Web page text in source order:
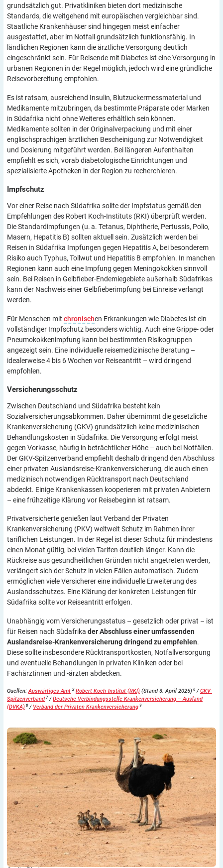
grundsätzlich gut. Privatkliniken bieten dort medizinische
Standards, die weitgehend mit europäischen vergleichbar sind.
Staatliche Krankenhäuser sind hingegen meist einfacher
ausgestattet, aber im Notfall grundsätzlich funktionsfähig. In
ländlichen Regionen kann die ärztliche Versorgung deutlich
eingeschränkt sein. Für Reisende mit Diabetes ist eine Versorgung in
urbanen Regionen in der Regel möglich, jedoch wird eine gründliche
Reisevorbereitung empfohlen.
Es ist ratsam, ausreichend Insulin, Blutzuckermessmaterial und
Medikamente mitzubringen, da bestimmte Präparate oder Marken
in Südafrika nicht ohne Weiteres erhältlich sein können.
Medikamente sollten in der Originalverpackung und mit einer
englischsprachigen ärztlichen Bescheinigung zur Notwendigkeit
und Dosierung mitgeführt werden. Bei längeren Aufenthalten
empfiehlt es sich, vorab diabetologische Einrichtungen und
spezialisierte Apotheken in der Region zu recherchieren.
Impfschutz
Vor einer Reise nach Südafrika sollte der Impfstatus gemäß den
Empfehlungen des Robert Koch-Instituts (RKI) überprüft werden.
Die Standardimpfungen (u. a. Tetanus, Diphtherie, Pertussis, Polio,
Masern, Hepatitis B) sollten aktuell sein. Zusätzlich werden bei
Reisen in Südafrika Impfungen gegen Hepatitis A, bei besonderem
Risiko auch Typhus, Tollwut und Hepatitis B empfohlen. In manchen
Regionen kann auch eine Impfung gegen Meningokokken sinnvoll
sein. Bei Reisen in Gelbfieber-Endemiegebiete außerhalb Südafrikas
kann der Nachweis einer Gelbfieberimpfung bei Einreise verlangt
werden.
Für Menschen mit chronischen Erkrankungen wie Diabetes ist ein
vollständiger Impfschutz besonders wichtig. Auch eine Grippe- oder
Pneumokokkenimpfung kann bei bestimmten Risikogruppen
angezeigt sein. Eine individuelle reisemedizinische Beratung –
idealerweise 4 bis 6 Wochen vor Reiseantritt – wird dringend
empfohlen.
Versicherungsschutz
Zwischen Deutschland und Südafrika besteht kein
Sozialversicherungsabkommen. Daher übernimmt die gesetzliche
Krankenversicherung (GKV) grundsätzlich keine medizinischen
Behandlungskosten in Südafrika. Die Versorgung erfolgt meist
gegen Vorkasse, häufig in beträchtlicher Höhe – auch bei Notfällen.
Der GKV-Spitzenverband empfiehlt deshalb dringend den Abschluss
einer privaten Auslandsreise-Krankenversicherung, die auch einen
medizinisch notwendigen Rücktransport nach Deutschland
abdeckt. Einige Krankenkassen kooperieren mit privaten Anbietern
– eine frühzeitige Klärung vor Reisebeginn ist ratsam.
Privatversicherte genießen laut Verband der Privaten
Krankenversicherung (PKV) weltweit Schutz im Rahmen ihrer
tariflichen Leistungen. In der Regel ist dieser Schutz für mindestens
einen Monat gültig, bei vielen Tarifen deutlich länger. Kann die
Rückreise aus gesundheitlichen Gründen nicht angetreten werden,
verlängert sich der Schutz in vielen Fällen automatisch. Zudem
ermöglichen viele Versicherer eine individuelle Erweiterung des
Auslandsschutzes. Eine Klärung der konkreten Leistungen für
Südafrika sollte vor Reiseantritt erfolgen.
Unabhängig vom Versicherungsstatus – gesetzlich oder privat – ist
für Reisen nach Südafrika der Abschluss einer umfassenden
Auslandsreise-Krankenversicherung dringend zu empfehlen.
Diese sollte insbesondere Rücktransportkosten, Notfallversorgung
und eventuelle Behandlungen in privaten Kliniken oder bei
Fachärztinnen und -ärzten abdecken.
Quellen:Auswärtiges Amt 2 Robert Koch-Institut (RKI) (Stand 3. April 2025) 6 /GKV-
Spitzenverband 7/Deutsche Verbindungsstelle Krankenversicherung – Ausland
(DVKA) 8/ Verband der Privaten Krankenversicherung 9